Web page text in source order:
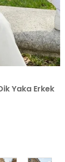
Yaka Erkek